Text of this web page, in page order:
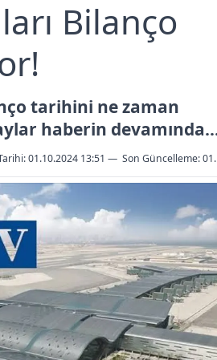
Bilanço
tarihini ne zaman
haberin
01.10.2024 13:51 — Son Güncelleme: